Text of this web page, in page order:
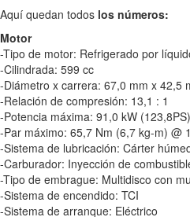
Aquí quedan todos los números:
Motor
-Tipo de motor: Refrigerado por
-Cilindrada: 599 cc
-Diámetro x carrera: 67,0 mm x 42,5
-Relación de compresión: 13,1 : 1
-Potencia máxima: 91,0 kW
-Par máximo: 65,7 Nm (6,7 kg-m) @
-Sistema de lubricación: Cárter
-Carburador: Inyección de
-Tipo de embrague: Multidisco con
-Sistema de encendido: TCI
-Sistema de arranque: Eléctrico